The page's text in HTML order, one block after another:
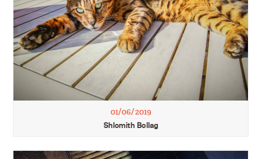
01/06/2019
Shlomith Bollag